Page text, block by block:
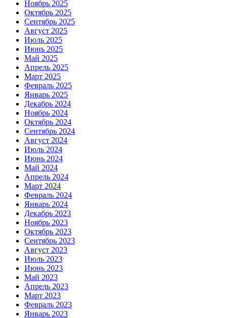
Ноябрь 2025
Октябрь 2025
Сентябрь 2025
Август 2025
Июль 2025
Июнь 2025
Май 2025
Апрель 2025
Март 2025
Февраль 2025
Январь 2025
Декабрь 2024
Ноябрь 2024
Октябрь 2024
Сентябрь 2024
Август 2024
Июль 2024
Июнь 2024
Май 2024
Апрель 2024
Март 2024
Февраль 2024
Январь 2024
Декабрь 2023
Ноябрь 2023
Октябрь 2023
Сентябрь 2023
Август 2023
Июль 2023
Июнь 2023
Май 2023
Апрель 2023
Март 2023
Февраль 2023
Январь 2023